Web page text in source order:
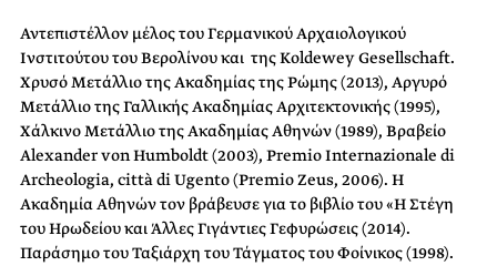
Αντεπιστέλλον μέλος του Γερμανικού Αρχαιολογικού
Ινστιτούτου του Βερολίνου και της Koldewey Gesellschaft.
Χρυσό Μετάλλιο της Ακαδημίας της Ρώμης (2013), Αργυρό
Μετάλλιο της Γαλλικής Ακαδημίας Αρχιτεκτονικής (1995),
Χάλκινο Μετάλλιο της Ακαδημίας Αθηνών (1989), Βραβείο
Alexander von Humboldt (2003), Premio Internazionale di
Archeologia, città di Ugento (Premio Zeus, 2006). H
Ακαδημία Αθηνών τον βράβευσε για το βιβλίο του «Η Στέγη
του Ηρωδείου και Άλλες Γιγάντιες Γεφυρώσεις (2014).
Παράσημο του Ταξιάρχη του Τάγματος του Φοίνικος (1998).